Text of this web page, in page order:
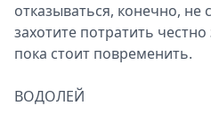
отказываться, конечно, не
захотите потратить
пока стоит повременить.
ВОДОЛЕЙ